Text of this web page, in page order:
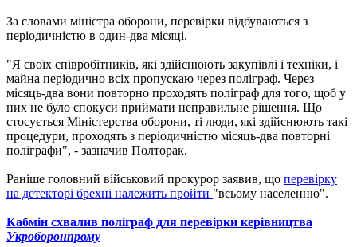
За словами міністра оборони, перевірки відбуваються з
періодичністю в один-два місяці.
"Я своїх співробітників, які здійснюють закупівлі і техніки, і
майна періодично всіх пропускаю через поліграф. Через
місяць-два вони повторно проходять поліграф для того, щоб у
них не було спокуси приймати неправильне рішення. Що
стосується Міністерства оборони, ті люди, які здійснюють такі
процедури, проходять з періодичністю місяць-два повторні
поліграфи", - зазначив Полторак.
Раніше головний військовий прокурор заявив, що перевірку
на детекторі брехні належить пройти "всьому населенню".
Кабмін схвалив поліграф для перевірки керівництва
Укроборонпрому